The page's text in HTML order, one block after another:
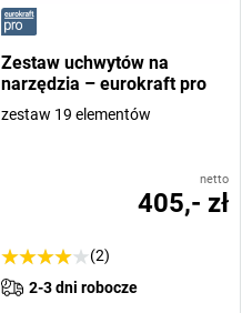
Zestaw uchwytów na
narzędzia – eurokraft pro
zestaw 19 elementów
netto
405,- zł
(2)
2-3 dni robocze